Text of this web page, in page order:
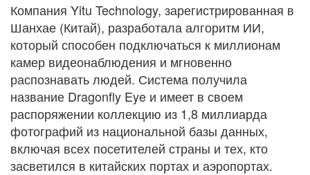
Компания Yitu Technology, зарегистрированная в
Шанхае (Китай), разработала алгоритм ИИ,
который способен подключаться к миллионам
камер видеонаблюдения и мгновенно
распознавать людей. Система получила
название Dragonfly Eye и имеет в своем
распоряжении коллекцию из 1,8 миллиарда
фотографий из национальной базы данных,
включая всех посетителей страны и тех, кто
засветился в китайских портах и аэропортах.